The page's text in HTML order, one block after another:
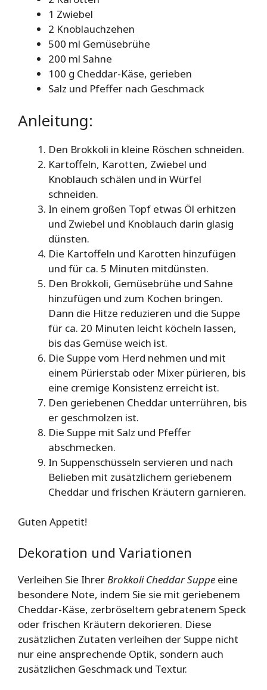
1 Zwiebel
2 Knoblauchzehen
500 ml Gemüsebrühe
200 ml Sahne
100 g Cheddar-Käse, gerieben
Salz und Pfeffer nach Geschmack
Anleitung:
Den Brokkoli in kleine Röschen schneiden.
Kartoffeln, Karotten, Zwiebel und
Knoblauch schälen und in Würfel
schneiden.
In einem großen Topf etwas Öl erhitzen
und Zwiebel und Knoblauch darin glasig
dünsten.
Die Kartoffeln und Karotten hinzufügen
und für ca. 5 Minuten mitdünsten.
Den Brokkoli, Gemüsebrühe und Sahne
hinzufügen und zum Kochen bringen.
Dann die Hitze reduzieren und die Suppe
für ca. 20 Minuten leicht köcheln lassen,
bis das Gemüse weich ist.
Die Suppe vom Herd nehmen und mit
einem Pürierstab oder Mixer pürieren, bis
eine cremige Konsistenz erreicht ist.
Den geriebenen Cheddar unterrühren, bis
er geschmolzen ist.
Die Suppe mit Salz und Pfeffer
abschmecken.
In Suppenschüsseln servieren und nach
Belieben mit zusätzlichem geriebenem
Cheddar und frischen Kräutern garnieren.
Guten Appetit!
Dekoration und Variationen
Verleihen Sie Ihrer Brokkoli Cheddar Suppe eine
besondere Note, indem Sie sie mit geriebenem
Cheddar-Käse, zerbröseltem gebratenem Speck
oder frischen Kräutern dekorieren. Diese
zusätzlichen Zutaten verleihen der Suppe nicht
nur eine ansprechende Optik, sondern auch
zusätzlichen Geschmack und Textur.